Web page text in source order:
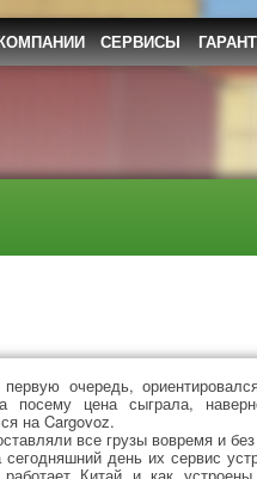
СЕРВИСЫ
очередь,
посему цена сыграла,
на Cargovoz.
все грузы вовремя и
день их сервис